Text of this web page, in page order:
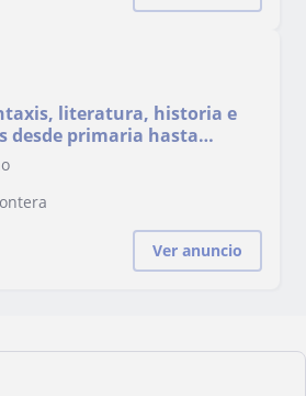
literatura, historia e
desde primaria hasta
Ver anuncio